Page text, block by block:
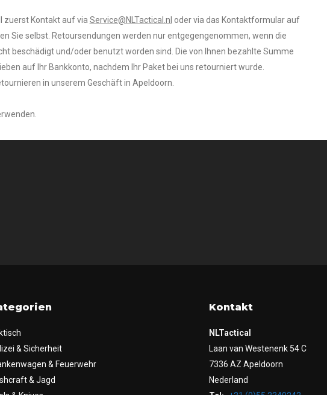
zuerst Kontakt auf via Service@NLTactical.nl oder via das Kontaktformular auf
Sie selbst. Retoursendungen werden nur entgegengenommen, wenn die
beschädigt und/oder benutzt worden sind. Die von Ihnen bezahlte Summe
auf Ihr Bankkonto, nachdem Ihr Paket bei uns retourniert wurde.
in unserem Geschäft in Apeldoorn.
& Sicherheit
& Feuerwehr
& Jagd
Kontakt
NLTactical
Laan van Westenenk 54 C
7336 AZ Apeldoorn
Nederland